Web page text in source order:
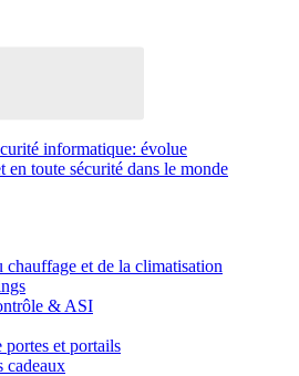
informatique: évolue
en toute sécurité dans le monde
chauffage et de la climatisation
& ASI
portes et portails
cadeaux